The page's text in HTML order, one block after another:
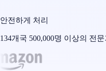
안전하게 처리
134개국 500,000명 이상의 전